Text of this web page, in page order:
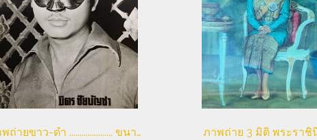
ภาพถ่ายขาว-ดำ ..................... ขนาด 7 x 9 ซม. ภาพถ่าย 3 มิติ พระราชิ